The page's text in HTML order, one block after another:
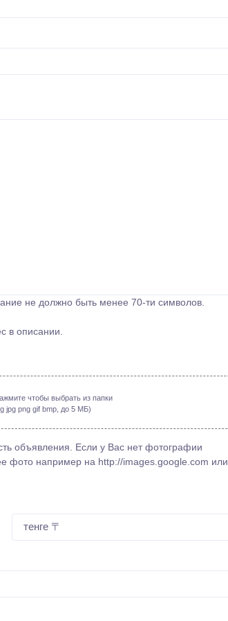
не должно быть менее 70-ти символов.
в описании.
чтобы выбрать из папки
jpg png gif bmp, до 5 МБ)
объявления. Если у Вас нет фотографии
фото например на http://images.google.com или